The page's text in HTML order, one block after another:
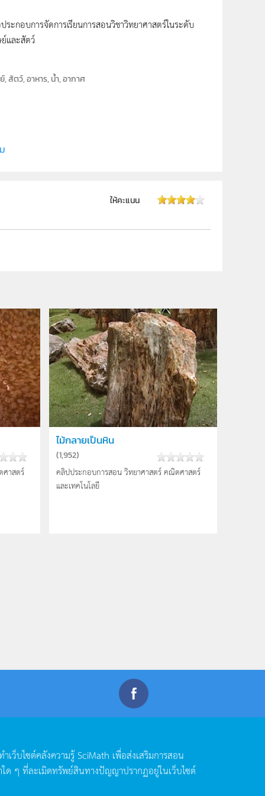
ะกอบการจัดการเรียนการสอนวิชาวิทยาศาสตร์ในระดับ
และสัตว์
สัตว์, อาหาร, น้ำ, อากาศ
ให้คะแนน
าสตร์
ไม้กลายเป็นหิน
(1,952)
คลิปประกอบการสอน วิทยาศาสตร์ คณิตศาสตร์
และเทคโนโลยี
ำเว็บไซต์คลังความรู้SciMath เพื่อส่งเสริมการสอน
ด ๆ ที่ละเมิดทรัพย์สินทางปัญญาปรากฏอยู่ในเว็บไซต์